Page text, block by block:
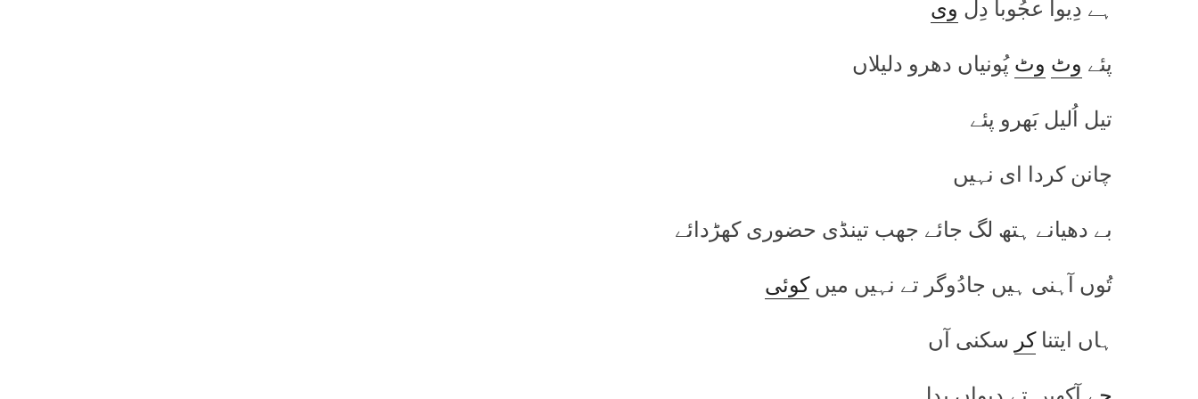
ہے دِیوا عجُوبا دِل وی
پئے وٹ وٹپُونیاں دھرو دلیلاں
تیل اُلیل بَھرو پئے
چانن کردا ای نہیں
بے دھیانے ہتھ لگ جائے جھب تینڈی حضوری کھڑدائے
تُوں آہنی ہیں جادُوگر تے نہیں میںکوئی
ہاں ایتناکر سکنی آں